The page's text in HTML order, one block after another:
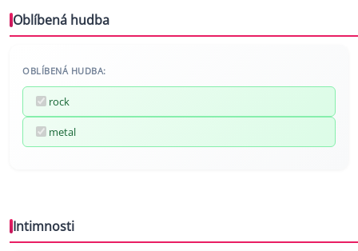
Oblíbená hudba
OBLÍBENÁ HUDBA:
rock
metal
Intimnosti